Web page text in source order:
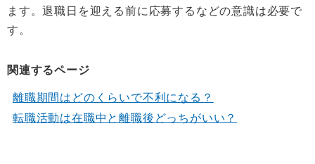
ます。退職日を迎える前に応募するなどの意識は必要で
す。
関連するページ
離職期間はどのくらいで不利になる？
転職活動は在職中と離職後どっちがいい？